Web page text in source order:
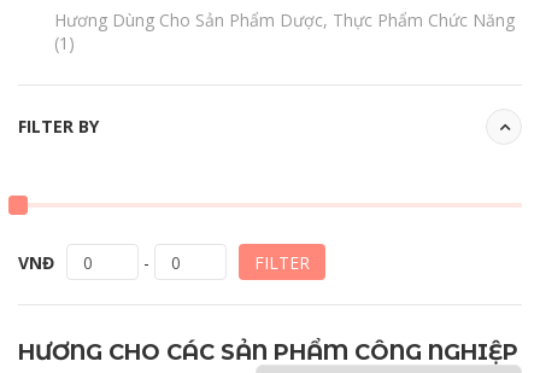
Hương Dùng Cho Sản Phẩm Dược, Thực Phẩm Chức Năng
(1)
FILTER BY
VNĐ 0 - 0 FILTER
HƯƠNG CHO CÁC SẢN PHẨM CÔNG NGHIỆP